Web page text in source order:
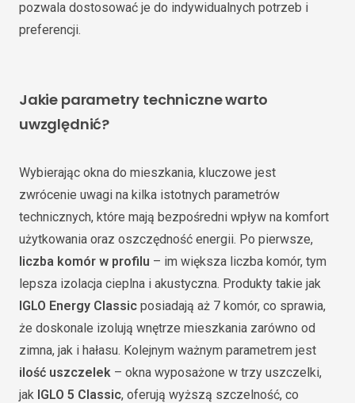
pozwala dostosować je do indywidualnych potrzeb i
preferencji.
Jakie parametry techniczne warto
uwzględnić?
Wybierając okna do mieszkania, kluczowe jest
zwrócenie uwagi na kilka istotnych parametrów
technicznych, które mają bezpośredni wpływ na komfort
użytkowania oraz oszczędność energii. Po pierwsze,
liczba komór w profilu – im większa liczba komór, tym
lepsza izolacja cieplna i akustyczna. Produkty takie jak
IGLO Energy Classic posiadają aż 7 komór, co sprawia,
że doskonale izolują wnętrze mieszkania zarówno od
zimna, jak i hałasu. Kolejnym ważnym parametrem jest
ilość uszczelek – okna wyposażone w trzy uszczelki,
jak IGLO 5 Classic, oferują wyższą szczelność, co